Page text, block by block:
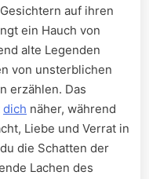
auf ihren
ein Hauch von
alte ⁣Legenden‌
von⁤ unsterblichen
erzählen. Das
dich näher, während
Liebe und Verrat in
die Schatten der
Lachen des